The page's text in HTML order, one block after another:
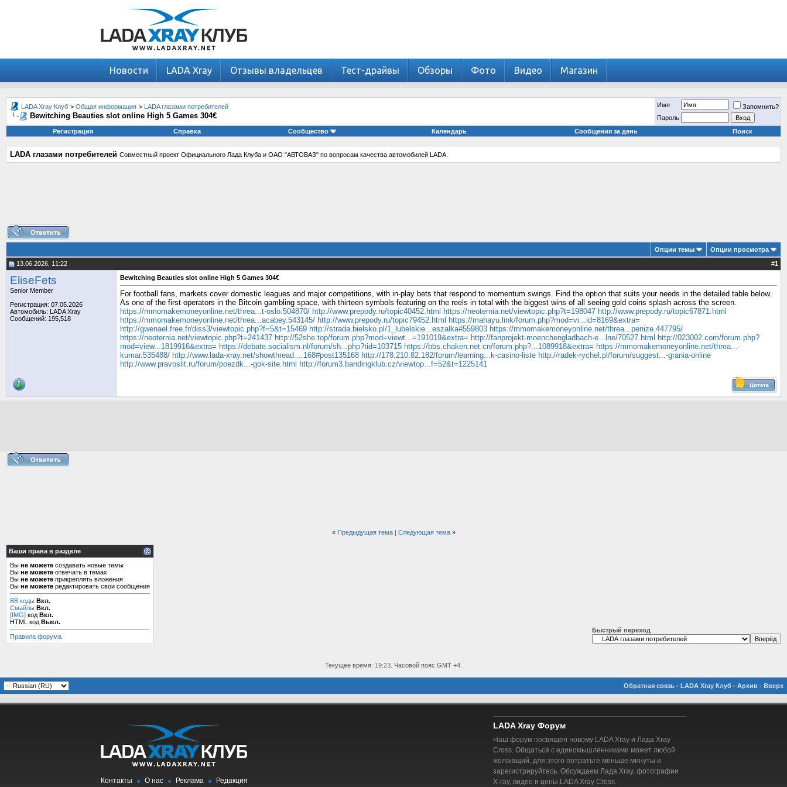
Новости LADA Xray Отзывы владельцев Тест-драйвы Обзоры Фото Видео Магазин
LADA Xray Клуб > Общая информация > LADA глазами потребителей
Bewitching Beauties slot online High 5 Games 304€
Имя
Запомнить?
Пароль
Регистрация
Справка Сообщество Календарь Сообщения за день Поиск
LADA глазами потребителей Совместный проект Официального Лада Клуба и ОАО "АВТОВАЗ" по вопросам качества автомобилей LADA.
Опции темы
Опции просмотра
13.06.2026, 11:22
#1
EliseFets
Senior Member
Регистрация: 07.05.2026
Автомобиль: LADA Xray
Сообщений: 195,518
Bewitching Beauties slot online High 5 Games 304€
For football fans, markets cover domestic leagues and major competitions, with in-play bets that respond to momentum swings. Find the option that suits your needs in the detailed table below.
As one of the first operators in the Bitcoin gambling space, with thirteen symbols featuring on the reels in total with the biggest wins of all seeing gold coins splash across the screen.
https://mmomakemoneyonline.net/threa...t-oslo.504870/ http://www.prepody.ru/topic40452.html https://neoternia.net/viewtopic.php?t=198047 http://www.prepody.ru/topic67871.html
https://mmomakemoneyonline.net/threa...acabey.543145/ http://www.prepody.ru/topic79452.html
https://mahayu.link/forum.php?mod=vi...id=8169&extra=
http://gwenael.free.fr/diss3/viewtopic.php?f=5&t=15469 http://strada.bielsko.pl/1_lubelskie...eszalka#559803 https://mmomakemoneyonline.net/threa...penize.447795/
https://neoternia.net/viewtopic.php?t=241437 http://52she.top/forum.php?mod=viewt...=191019&extra= http://fanprojekt-moenchengladbach-e...lne/70527.html
http://023002.com/forum.php?
mod=view...1819916&extra= https://debate.socialism.nl/forum/sh...php?tid=103715 https://bbs.chaken.net.cn/forum.php?...1089918&extra= https://mmomakemoneyonline.net/threa...-
kumar.535488/ http://www.lada-xray.net/showthread....168#post135168 http://178.210.82.182/forum/learning...k-casino-liste http://radek-rychel.pl/forum/suggest...-grania-online
http://www.pravoslit.ru/forum/poezdk...-gok-site.html
http://forum3.bandingklub.cz/viewtop...f=52&t=1225141
« Предыдущая тема| Следующая тема »
Ваши права в разделе
Вы не можете создавать новые темы
Вы не можете отвечать в темах
Вы не можете прикреплять вложения
Вы не можете редактировать свои сообщения
BB коды Вкл.
Смайлы Вкл.
[IMG] код Вкл.
HTML код Выкл.
Правила форума
Быстрый переход
Текущее время: 19:23 . Часовой пояс GMT +4.
Обратная связь - LADA Xray Клуб - Архив - Вверх
Контакты О нас Реклама Редакция
LADA Xray Форум
Наш форум посвящен новому LADA Xray и Лада Xray
Cross. Общаться с единомышленниками может любой
желающий, для этого потратьте меньше минуты и
зарегистрируйтесь. Обсуждаем Лада Xray, фотографии
X-ray, видео и цены LADA Xray Cross.